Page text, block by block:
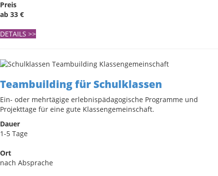
Preis
ab 33 €
DETAILS >>
Teambuilding für Schulklassen
Ein- oder mehrtägige erlebnispädagogische Programme und
Projekttage für eine gute Klassengemeinschaft.
Dauer
1-5 Tage
Ort
nach Absprache